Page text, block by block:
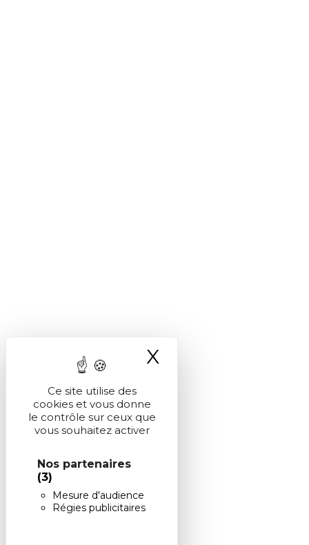
Ce site utilise des
cookies et vous donne
le contrôle sur ceux que
vous souhaitez activer
Nos partenaires
(3)
Mesure d'audience
Régies publicitaires
X